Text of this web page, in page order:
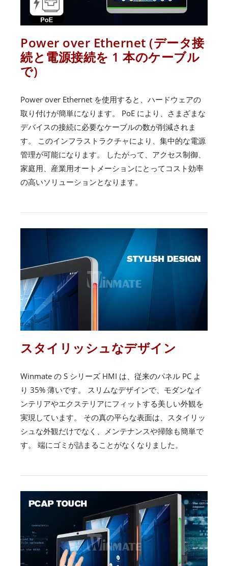
Power over Ethernet (データ接
続と電源接続を 1 本のケーブル
で)
Power over Ethernet を使用すると、ハードウェアの
取り付けが簡単になります。 PoE により、さまざまな
デバイスの接続に必要なケーブルの数が削減されま
す。 このインフラストラクチャにより、集中的な電源
管理が可能になります。 したがって、アクセス制御、
家庭用、産業用オートメーションにとってコスト効率
の高いソリューションとなります。
スタイリッシュなデザイン
Winmate の S シリーズ HMI は、従来のパネル PC よ
り 35% 薄いです。 スリムなデザインで、モダンなイ
ンテリアやエクステリアにフィットする美しい外観を
実現しています。 その真の平らな表面は、スタイリッ
シュな外観だけでなく、メンテナンスや掃除も簡単で
す。 端にゴミが詰まることがなくなりました。